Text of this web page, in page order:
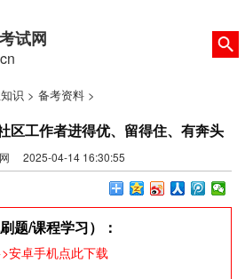
试网
识 > 备考资料 >
区工作者进得优、留得住、有奔头
网 2025-04-14 16:30:55
题/课程学习）：
安卓手机点此下载